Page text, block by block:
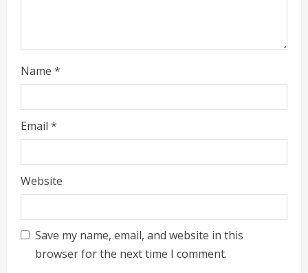
Name *
Email *
Website
Save my name, email, and website in this
browser for the next time I comment.